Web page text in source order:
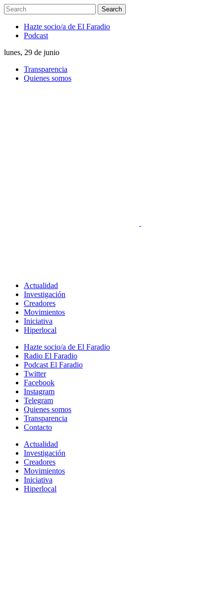
Hazte socio/a de El Faradio
Podcast
lunes, 29 de junio
Transparencia
Quienes somos
Actualidad
Investigación
Creadores
Movimientos
Iniciativa
Hiperlocal
Hazte socio/a de El Faradio
Radio El Faradio
Podcast El Faradio
Twitter
Facebook
Instagram
Telegram
Quienes somos
Transparencia
Contacto
Actualidad
Investigación
Creadores
Movimientos
Iniciativa
Hiperlocal